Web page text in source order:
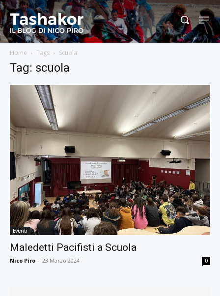
Home Tags Scuola
Tag: scuola
Eventi
Maledetti Pacifisti a Scuola
Nico Piro - 23 Marzo 2024 0